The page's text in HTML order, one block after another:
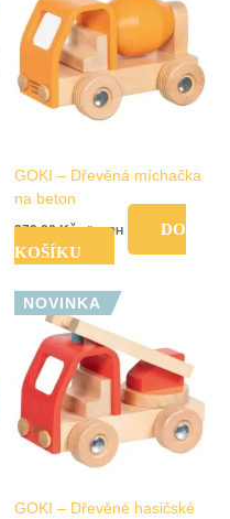
GOKI – Dřevěná míchačka
na beton
279,00Kč vč. DPH
DO
KOŠÍKU
NOVINKA
GOKI – Dřevěné hasičské